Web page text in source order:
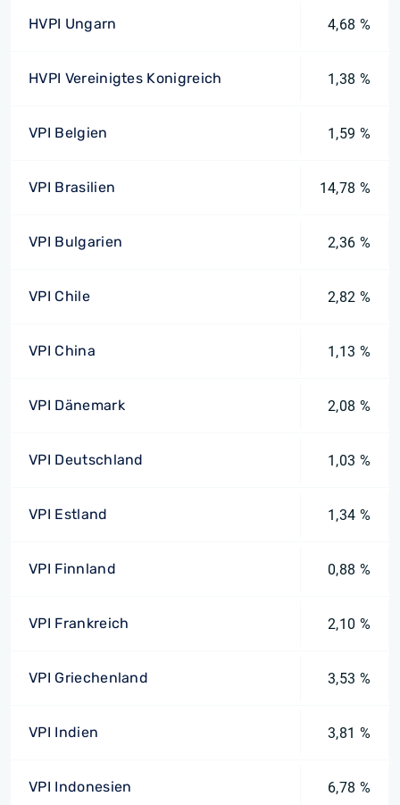
HVPI Ungarn 4,68 %
HVPI Vereinigtes Konigreich 1,38 %
VPI Belgien 1,59 %
VPI Brasilien 14,78 %
VPI Bulgarien 2,36 %
VPI Chile 2,82 %
VPI China 1,13 %
VPI Dänemark 2,08 %
VPI Deutschland 1,03 %
VPI Estland 1,34 %
VPI Finnland 0,88 %
VPI Frankreich 2,10 %
VPI Griechenland 3,53 %
VPI Indien 3,81 %
VPI Indonesien 6,78 %